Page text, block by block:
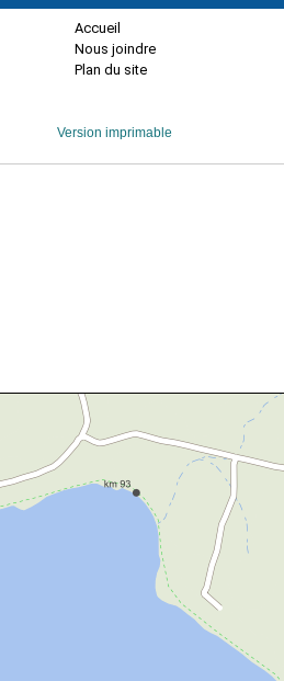
Accueil
Nous joindre
Plan du site
Version imprimable